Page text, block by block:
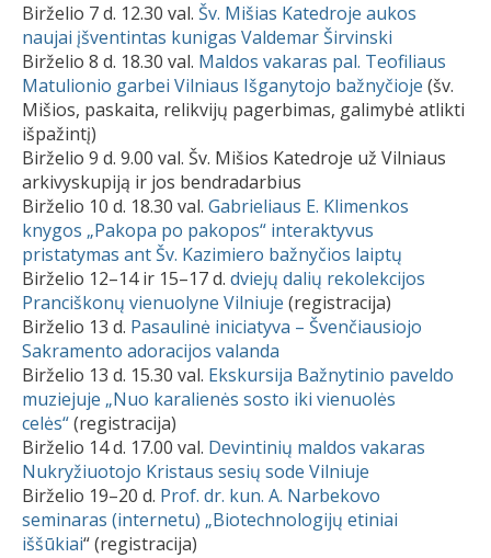
Birželio 7 d. 12.30 val. Šv. Mišias Katedroje aukos
naujai įšventintas kunigas Valdemar Širvinski
Birželio 8 d. 18.30 val. Maldos vakaras pal. Teofiliaus
Matulionio garbei Vilniaus Išganytojo bažnyčioje (šv.
Mišios, paskaita, relikvijų pagerbimas, galimybė atlikti
išpažintį)
Birželio 9 d. 9.00 val. Šv. Mišios Katedroje už Vilniaus
arkivyskupiją ir jos bendradarbius
Birželio 10 d. 18.30 val. Gabrieliaus E. Klimenkos
knygos „Pakopa po pakopos“ interaktyvus
pristatymas ant Šv. Kazimiero bažnyčios laiptų
Birželio 12–14 ir 15–17 d. dviejų dalių rekolekcijos
Pranciškonų vienuolyne Vilniuje (registracija)
Birželio 13 d. Pasaulinė iniciatyva – Švenčiausiojo
Sakramento adoracijos valanda
Birželio 13 d. 15.30 val. Ekskursija Bažnytinio paveldo
muziejuje „Nuo karalienės sosto iki vienuolės
celės“(registracija)
Birželio 14 d. 17.00 val. Devintinių maldos vakaras
Nukryžiuotojo Kristaus sesių sode Vilniuje
Birželio 19–20 d. Prof. dr. kun. A. Narbekovo
seminaras (internetu) „Biotechnologijų etiniai
iššūkiai“ (registracija)